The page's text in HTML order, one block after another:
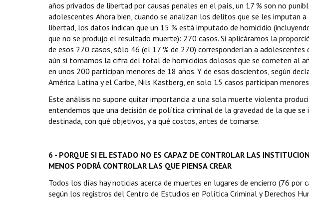
años privados de libertad por causas penales en el país, un 17 % son no
adolescentes. Ahora bien, cuando se analizan los delitos que se les imputan
libertad, los datos indican que un 15 % está imputado de homicidio
que no se produjo el resultado muerte): 270 casos. Si aplicáramos la
de esos 270 casos, sólo 46 (el 17 % de 270) corresponderían a
aún si tomamos la cifra del total de homicidios dolosos que se cometen al
en unos 200 participan menores de 18 años. Y de esos doscientos, según
América Latina y el Caribe, Nils Kastberg, en solo 15 casos participan
Este análisis no supone quitar importancia a una sola muerte violenta
entendemos que una decisión de política criminal de la gravedad de la que
destinada, con qué objetivos, y a qué costos, antes de tomarse.
6 - PORQUE SI EL ESTADO NO ES CAPAZ DE CONTROLAR LAS
MENOS PODRÁ CONTROLAR LAS QUE PIENSA CREAR
Todos los días hay noticias acerca de muertes en lugares de encierro (76
según los registros del Centro de Estudios en Política Criminal y Derechos